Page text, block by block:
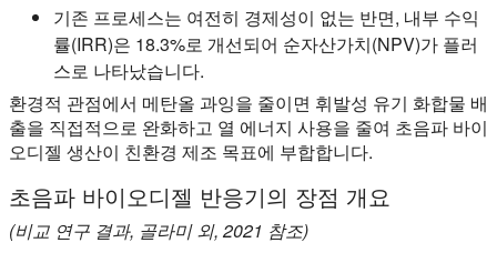
기존 프로세스는 여전히 경제성이 없는 반면, 내부 수익
률(IRR)은 18.3%로 개선되어 순자산가치(NPV)가 플러
스로 나타났습니다.
환경적 관점에서 메탄올 과잉을 줄이면 휘발성 유기 화합물 배
출을 직접적으로 완화하고 열 에너지 사용을 줄여 초음파 바이
오디젤 생산이 친환경 제조 목표에 부합합니다.
초음파 바이오디젤 반응기의 장점 개요
(비교 연구 결과, 골라미 외, 2021 참조)